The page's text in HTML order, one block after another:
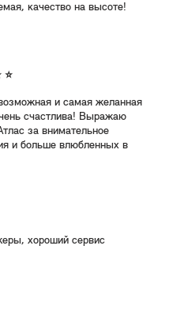
качество на высоте!
⭐
и самая желанная
счастлива! Выражаю
за внимательное
и больше влюбленных в
хороший сервис